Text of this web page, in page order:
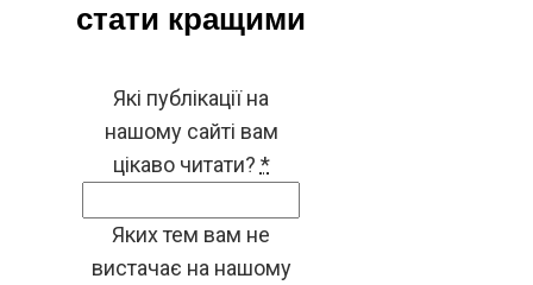
стати кращими
Які публікації на
нашому сайті вам
цікаво читати? *
Яких тем вам не
вистачає на нашому